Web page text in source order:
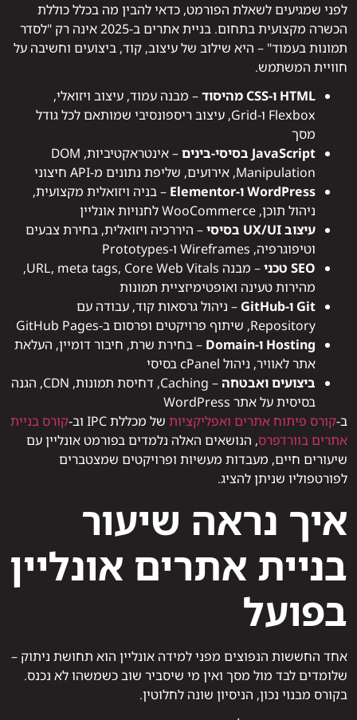
לפני שמגיעים לשאלת הפורמט, כדאי להבין מה בכלל כוללת
הכשרה מקצועית בתחום. בניית אתרים ב-2025 אינה רק "לסדר
תמונות בעמוד" – היא שילוב של עיצוב, קוד, ביצועים וחשיבה על
חוויית המשתמש.
HTML ו-CSS מהיסוד
– מבנה עמוד, עיצוב ויזואלי,
Flexbox ו-Grid, עיצוב ריספונסיבי שמותאם לכל גודל
מסך
JavaScript בסיסי-בינים
– אינטראקטיביות, DOM
Manipulation, אירועים, שליפת נתונים מ-API חיצוני
WordPress ו-Elementor
– בניה ויזואלית מקצועית,
ניהול תוכן, WooCommerce לחנויות אונליין
עיצוב UX/UI בסיסי
– היררכיה ויזואלית, בחירת צבעים
וטיפוגרפיה, Wireframes ו-Prototypes
SEO טכני
– מבנה URL, meta tags, Core Web Vitals,
מהירות טעינה ואופטימיזציית תמונות
Git ו-GitHub
– ניהול גרסאות קוד, עבודה עם
Repository, שיתוף פרויקטים ופרסום ב-GitHub Pages
Hosting ו-Domain
– בחירת שרת, חיבור דומיין, העלאת
אתר לאוויר, ניהול cPanel בסיסי
ביצועים ואבטחה
– Caching, דחיסת תמונות, CDN, הגנה
בסיסית על אתר WordPress
ב-קורס פיתוח אתרים ואפליקציות של מכללת IPC וב-
קורס בניית
אתרים בוורדפרס, הנושאים האלה נלמדים בפורמט אונליין עם
שיעורים חיים, מעבדות מעשיות ופרויקטים שמצטברים
לפורטפוליו שניתן להציג.
איך נראה שיעור
בניית אתרים אונליין
בפועל
אחד החששות הנפוצים מפני למידה אונליין הוא תחושת ניתוק –
שלומדים לבד מול מסך ואין מי שיסביר שוב כשמשהו לא נכנס.
בקורס מבנוי נכון, הניסיון שונה לחלוטין.